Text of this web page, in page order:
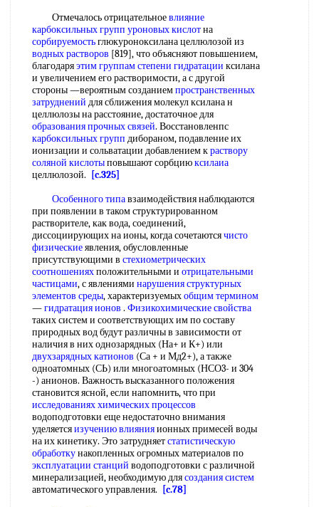
Отмечалось отрицательноевлияние
карбоксильных групп уроновых кислотна
сорбируемостьглюкуроноксилана целлюлозой из
водных растворов [819], что объясняют повышением,
благодаряэтим группамстепени гидратации ксилана
и увеличением его растворимости, а с другой
стороны —вероятным созданиемпространственных
затруднений для сближения молекул ксилана н
целлюлозы на расстояние, достаточное для
образования прочных связей. Восстановленпс
карбоксильных групп дибораном, подавление их
ионизации и сольватации добавлением краствору
соляной кислотыповышают сорбциюксилаиа
целлюлозой.
[c.325]
Особенного типавзаимодействия наблюдаются
при появлении в таком структурированном
растворителе, как вода, соединений,
диссоциирующих на ионы, когда сочетаютсячисто
физическиеявления, обусловленные
присутствующими в стехиометрических
соотношенияхположительными и отрицательными
частицами, с явлениями нарушения структурных
элементов среды, характеризуемыхобщим термином
—гидратация ионов . Физикохимические свойства
таких систем и соответствующих им по составу
природных вод будут различны в зависимости от
наличия в них однозарядных (На+ и К+) или
двухзарядных катионов (Са + и Мд2+), а также
одноатомных (СЬ) или многоатомных (НСО3- и 304
-) анионов. Важность высказанного положения
становится ясной, если напомнить, что при
исследованиях химических процессов
водоподготовки еще недостаточно внимания
уделяетсяизучению влиянияионных примесей воды
на их кинетику. Это затрудняетстатистическую
обработкунакопленных огромных материалов по
эксплуатации станций водоподготовки с различной
минерализацией, необходимую длясоздания систем
автоматического управления.
[c.78]